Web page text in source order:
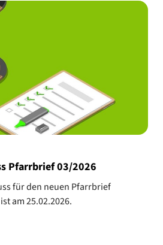
Pfarrbrief 03/2026
für den neuen Pfarrbrief
am 25.02.2026.